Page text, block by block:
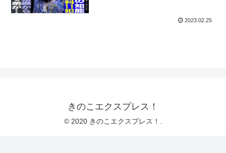
2023.02.25
きのこエクスプレス！
© 2020 きのこエクスプレス！.